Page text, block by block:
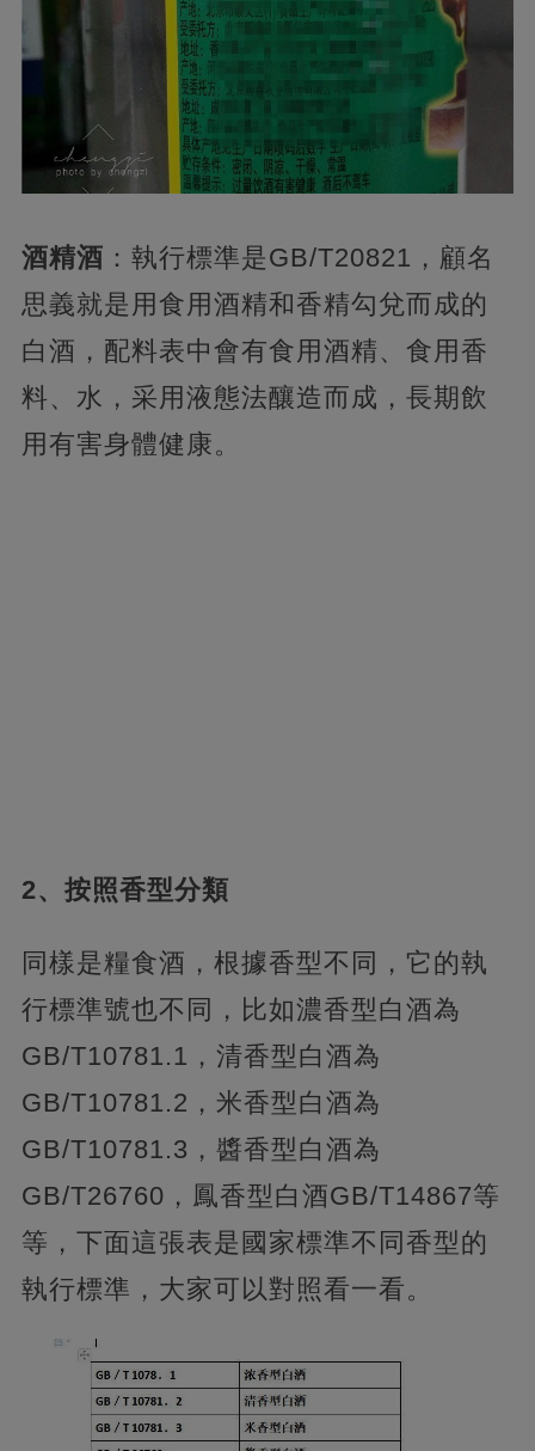
酒精酒 ：執行標準是GB/T20821，顧名
思義就是用食用酒精和香精勾兌而成的
白酒，配料表中會有食用酒精、食用香
料、水，采用液態法釀造而成，長期飲
用有害身體健康。
2、按照香型分類
同樣是糧食酒，根據香型不同，它的執
行標準號也不同，比如濃香型白酒為
GB/T10781.1，清香型白酒為
GB/T10781.2，米香型白酒為
GB/T10781.3，醬香型白酒為
GB/T26760，鳳香型白酒GB/T14867等
等，下面這張表是國家標準不同香型的
執行標準，大家可以對照看一看。